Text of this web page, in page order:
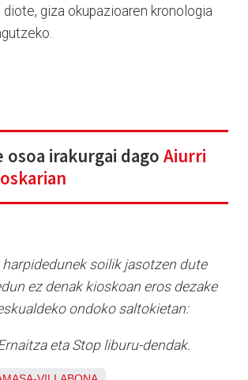
giza okupazioaren kronologia
osoa irakurgai dagoAiurri
soilik jasotzen dute
ez denak kioskoan eros dezake
ondoko saltokietan:
eta Stop liburu-dendak.